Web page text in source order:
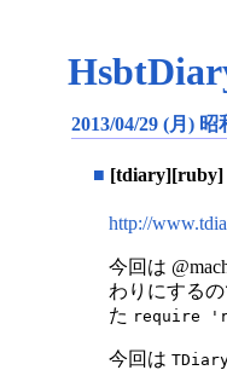
2013/04/29 (月) 昭
■ [tdiary][ruby]
http://
今回は
わりにする
た require
今回は